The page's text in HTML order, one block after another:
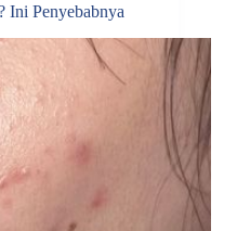
Ini Penyebabnya